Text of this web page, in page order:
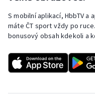
S mobilní aplikací, HbbTV
máte ČT sport vždy po
bonusový obsah kdekoli a